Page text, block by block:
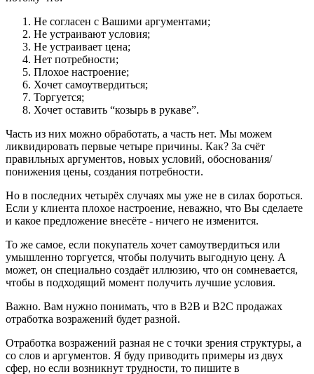
Не согласен с Вашими аргументами;
Не устраивают условия;
Не устраивает цена;
Нет потребности;
Плохое настроение;
Хочет самоутвердиться;
Торгуется;
Хочет оставить “козырь в рукаве”.
Часть из них можно обработать, а часть нет. Мы можем
ликвидировать первые четыре причины. Как? За счёт
правильных аргументов, новых условий, обоснования/
понижения цены, создания потребности.
Но в последних четырёх случаях мы уже не в силах бороться.
Если у клиента плохое настроение, неважно, что Вы сделаете
и какое предложение внесёте - ничего не изменится.
То же самое, если покупатель хочет самоутвердиться или
умышленно торгуется, чтобы получить выгодную цену. А
может, он специально создаёт иллюзию, что он сомневается,
чтобы в подходящий момент получить лучшие условия.
Важно. Вам нужно понимать, что в B2B и B2C продажах
отработка возражений будет разной.
Отработка возражений разная не с точки зрения структуры, а
со слов и аргументов. Я буду приводить примеры из двух
сфер, но если возникнут трудности, то пишите в